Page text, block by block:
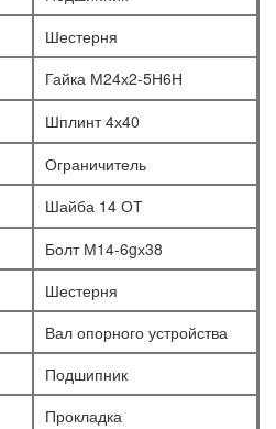
Шестерня
Гайка М24х2-5Н6Н
Шплинт 4х40
Ограничитель
Шайба 14 ОТ
Болт М14-6gх38
Шестерня
Вал опорного устройства
Подшипник
Прокладка